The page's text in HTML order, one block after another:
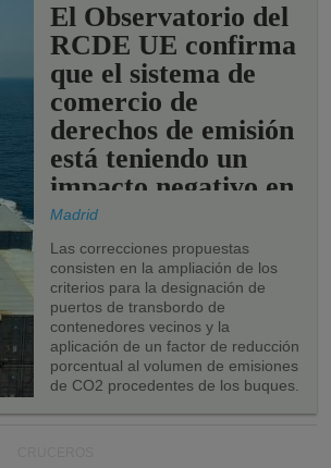
El Observatorio del
RCDE UE confirma
que el sistema de
comercio de
derechos de emisión
está teniendo un
impacto negativo en
los puertos de la
UE.
Madrid
Las correcciones propuestas
consisten en la ampliación de los
criterios para la designación de
puertos de transbordo de
contenedores vecinos y la
aplicación de un factor de reducción
porcentual al volumen de emisiones
de CO2 procedentes de los buques.